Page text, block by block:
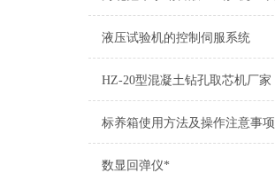
液压试验机的控制伺服系统
HZ-20型混凝土钻孔取芯机厂家
标养箱使用方法及操作注意事项
数显回弹仪*